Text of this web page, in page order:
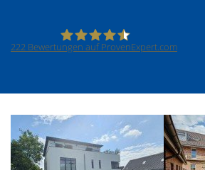
222 Bewertungen auf ProvenExpert.com